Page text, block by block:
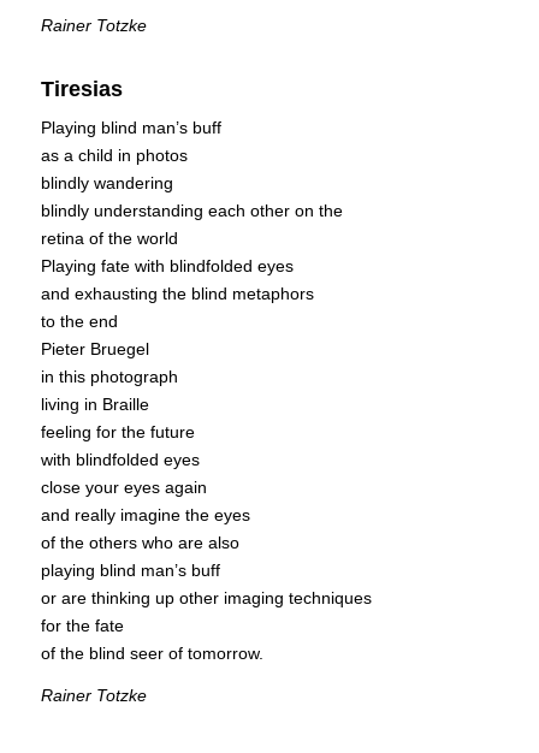
Rainer Totzke
Tiresias
Playing blind man’s buff
as a child in photos
blindly wandering
blindly understanding each other on the
retina of the world
Playing fate with blindfolded eyes
and exhausting the blind metaphors
to the end
Pieter Bruegel
in this photograph
living in Braille
feeling for the future
with blindfolded eyes
close your eyes again
and really imagine the eyes
of the others who are also
playing blind man’s buff
or are thinking up other imaging techniques
for the fate
of the blind seer of tomorrow.
Rainer Totzke